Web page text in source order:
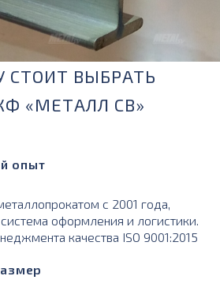
СТОИТ ВЫБРАТЬ
«МЕТАЛЛ СВ»
опыт
с 2001 года,
оформления и логистики.
качества ISO 9001:2015